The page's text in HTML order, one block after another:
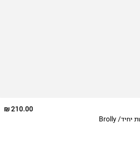
210.00 ₪
מגן מזרן סופג עם כנפיים למיטת יחיד/ Brolly